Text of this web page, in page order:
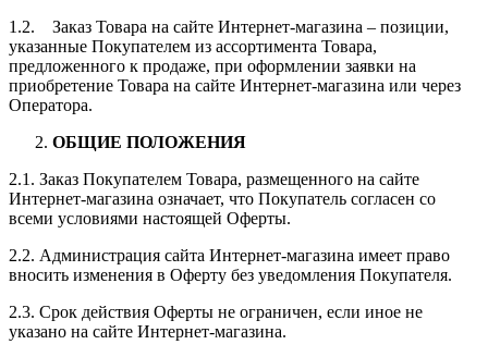
1.2. Заказ Товара на сайте Интернет-магазина – позиции,
указанные Покупателем из ассортимента Товара,
предложенного к продаже, при оформлении заявки на
приобретение Товара на сайте Интернет-магазина или через
Оператора.
ОБЩИЕ ПОЛОЖЕНИЯ
2.1. Заказ Покупателем Товара, размещенного на сайте
Интернет-магазина означает, что Покупатель согласен со
всеми условиями настоящей Оферты.
2.2. Администрация сайта Интернет-магазина имеет право
вносить изменения в Оферту без уведомления Покупателя.
2.3. Срок действия Оферты не ограничен, если иное не
указано на сайте Интернет-магазина.